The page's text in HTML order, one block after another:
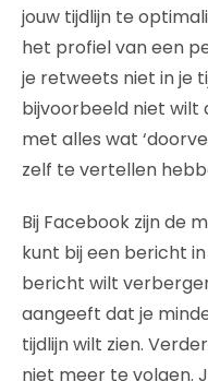
jouw tijdlijn te
het profiel van een
je retweets niet in je
bijvoorbeeld niet wilt
met alles wat
zelf te vertellen
Bij Facebook zijn de
kunt bij een bericht
bericht wilt
aangeeft dat je
tijdlijn wilt zien.
niet meer te volgen.